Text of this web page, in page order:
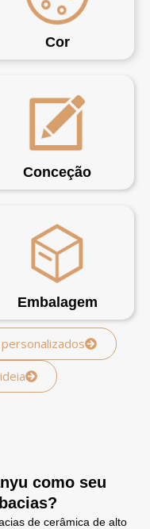
Cor
Conceção
Embalagem
como seu
de cerâmica de alto